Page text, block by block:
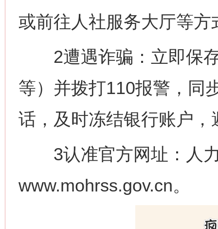
或前往人社服务大厅等
2遭遇诈骗：立即保存
等）并拨打110报警，同
话，及时冻结银行账户，
3认准官方网址：人力
www.mohrss.gov.cn。
在谋一域中谋全局
今
魏明